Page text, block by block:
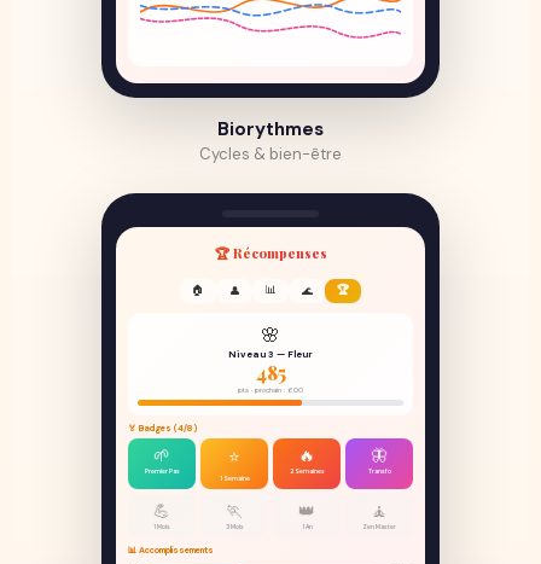
Biorythmes
Cycles & bien-être
🏆 Récompenses
🏠 👤 📊 🌊 🏆
🌸
Niveau 3 — Fleur
485
pts · prochain : 600
🏅 Badges (4/8)
🌱
Premier Pas
⭐
1 Semaine
🔥
2 Semaines
🦋
Transfo
💪
1 Mois
🏃
3 Mois
👑
1 An
🧘
Zen Master
📊 Accomplissements